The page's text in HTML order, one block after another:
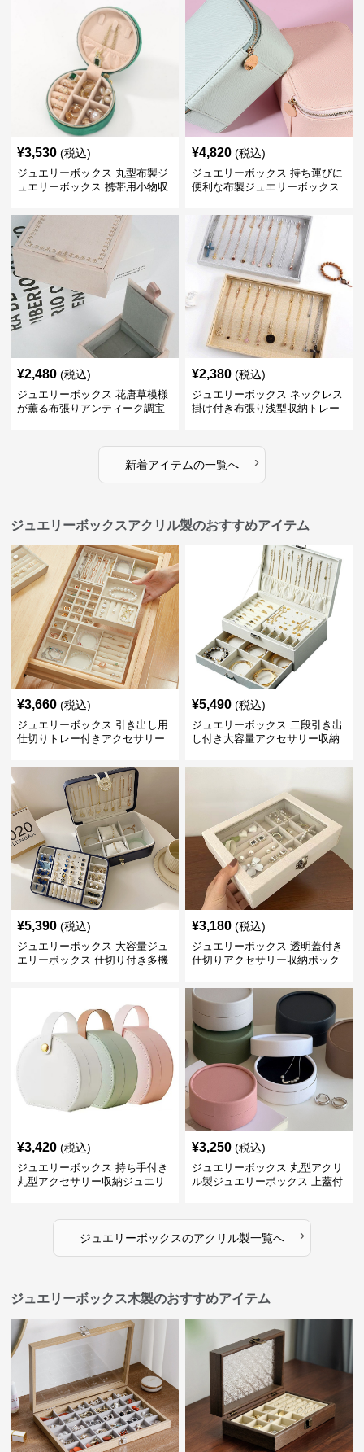
¥3,530 (税込)
ジュエリーボックス 丸型布製ジ
ュエリーボックス 携帯用小物収
¥4,820 (税込)
ジュエリーボックス 持ち運びに
便利な布製ジュエリーボックス
¥2,480 (税込)
ジュエリーボックス 花唐草模様
が薫る布張りアンティーク調宝
¥2,380 (税込)
ジュエリーボックス ネックレス
掛け付き布張り浅型収納トレー
新着アイテムの一覧へ ›
ジュエリーボックスアクリル製のおすすめアイテム
¥3,660 (税込)
ジュエリーボックス 引き出し用
仕切りトレー付きアクセサリー
¥5,490 (税込)
ジュエリーボックス 二段引き出
し付き大容量アクセサリー収納
¥5,390 (税込)
ジュエリーボックス 大容量ジュ
エリーボックス 仕切り付き多機
¥3,180 (税込)
ジュエリーボックス 透明蓋付き
仕切りアクセサリー収納ボック
¥3,420 (税込)
ジュエリーボックス 持ち手付き
丸型アクセサリー収納ジュエリ
¥3,250 (税込)
ジュエリーボックス 丸型アクリ
ル製ジュエリーボックス 上蓋付
ジュエリーボックスのアクリル製一覧へ ›
ジュエリーボックス木製のおすすめアイテム